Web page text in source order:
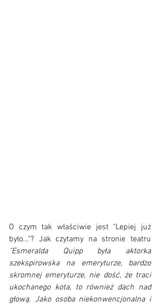
O czym tak właściwie jest "Lepiej już
"Esmeralda Quipp była aktorka
szekspirowska na emeryturze, bardzo
skromnej emeryturze, nie dość, że traci
ukochanego kota, to również dach nad
głową. Jako osoba niekonwencjonalna i